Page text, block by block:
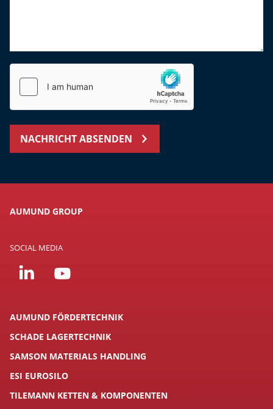
NACHRICHT ABSENDEN
AUMUND GROUP
SOCIAL MEDIA
AUMUND FÖRDERTECHNIK
SCHADE LAGERTECHNIK
SAMSON MATERIALS HANDLING
ESI EUROSILO
TILEMANN KETTEN & KOMPONENTEN